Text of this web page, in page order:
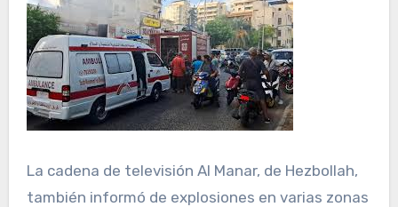
La cadena de televisión Al Manar, de Hezbollah,
también informó de explosiones en varias zonas